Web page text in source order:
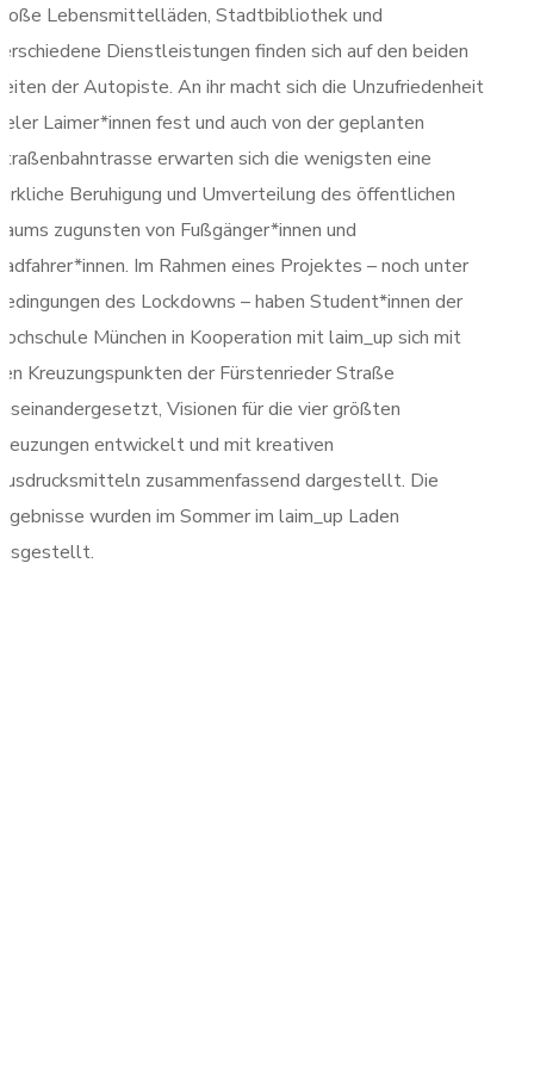
Lebensmittelläden, Stadtbibliothek und
Dienstleistungen finden sich auf den beiden
der Autopiste. An ihr macht sich die Unzufriedenheit
Laimer*innen fest und auch von der geplanten
erwarten sich die wenigsten eine
Beruhigung und Umverteilung des öffentlichen
zugunsten von Fußgänger*innen und
Im Rahmen eines Projektes – noch unter
des Lockdowns – haben Student*innen der
München in Kooperation mit laim_up sich mit
Kreuzungspunkten der Fürstenrieder Straße
Visionen für die vier größten
entwickelt und mit kreativen
zusammenfassend dargestellt. Die
wurden im Sommer im laim_up Laden